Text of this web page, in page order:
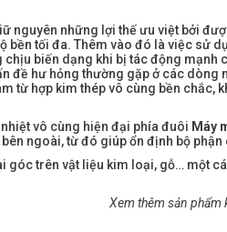
nguyên những lợi thế ưu việt bởi
bền tối đa. Thêm vào đó là việc sử
biến dạng khi bị tác động mạnh
đề hư hỏng thường gặp ở các dòng
từ hợp kim thép vô cùng bền chắc,
vô cùng hiện đại phía đuôi Máy
ngoài, từ đó giúp ổn định bộ phận
trên vật liệu kim loại, gỗ… một
Xem thêm sản phẩm